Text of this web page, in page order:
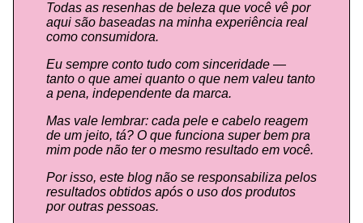
Todas as resenhas de beleza que você vê por
aqui são baseadas na minha experiência real
como consumidora.
Eu sempre conto tudo com sinceridade —
tanto o que amei quanto o que nem valeu tanto
a pena, independente da marca.
Mas vale lembrar: cada pele e cabelo reagem
de um jeito, tá? O que funciona super bem pra
mim pode não ter o mesmo resultado em você.
Por isso, este blog não se responsabiliza pelos
resultados obtidos após o uso dos produtos
por outras pessoas.